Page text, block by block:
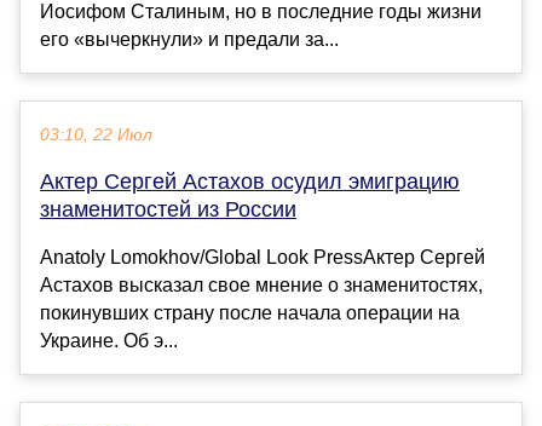
Иосифом Сталиным, но в последние годы жизни
его «вычеркнули» и предали за...
03:10, 22 Июл
Актер Сергей Астахов осудил эмиграцию
знаменитостей из России
Anatoly Lomokhov/Global Look PressАктер Сергей
Астахов высказал свое мнение о знаменитостях,
покинувших страну после начала операции на
Украине. Об э...